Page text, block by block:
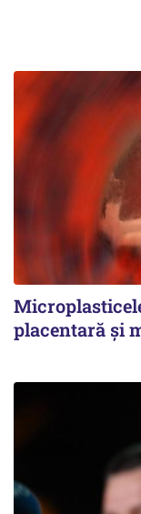
placentară și